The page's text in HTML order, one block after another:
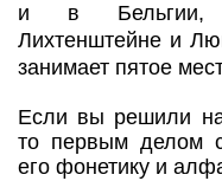
и в Бельгии,
Лихтенштейне и
занимает пятое
Если вы решили
то первым делом
его фонетику и